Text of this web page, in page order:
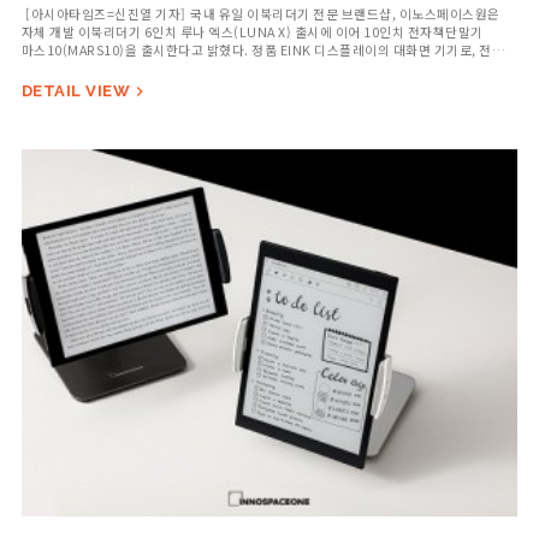
[아시아타임즈=신진열 기자] 국내 유일 이북리더기 전문 브랜드샵, 이노스페이스원은
자체 개발 이북리더기 6인치 루나 엑스(LUNA X) 출시에 이어 10인치 전자책단말기
마스10(MARS10)을 출시한다고 밝혔다. 정품 EINK 디스플레이의 대화면 기기로, 전용
뒀다. 신제품 마스10은 e-ink Carta 대화면 스크린으로 200PPI의 선명한 해상도를
DETAIL VIEW 